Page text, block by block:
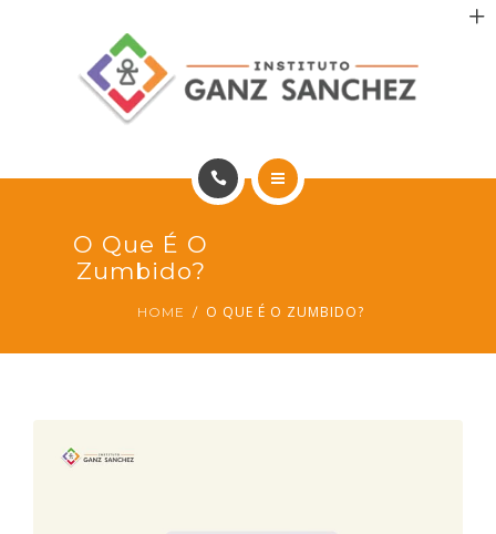
INCENTIVO AOS PACIENTES
PT
PORTFÓLIO
O Que É O
Zumbido?
HOME O QUE É O ZUMBIDO?